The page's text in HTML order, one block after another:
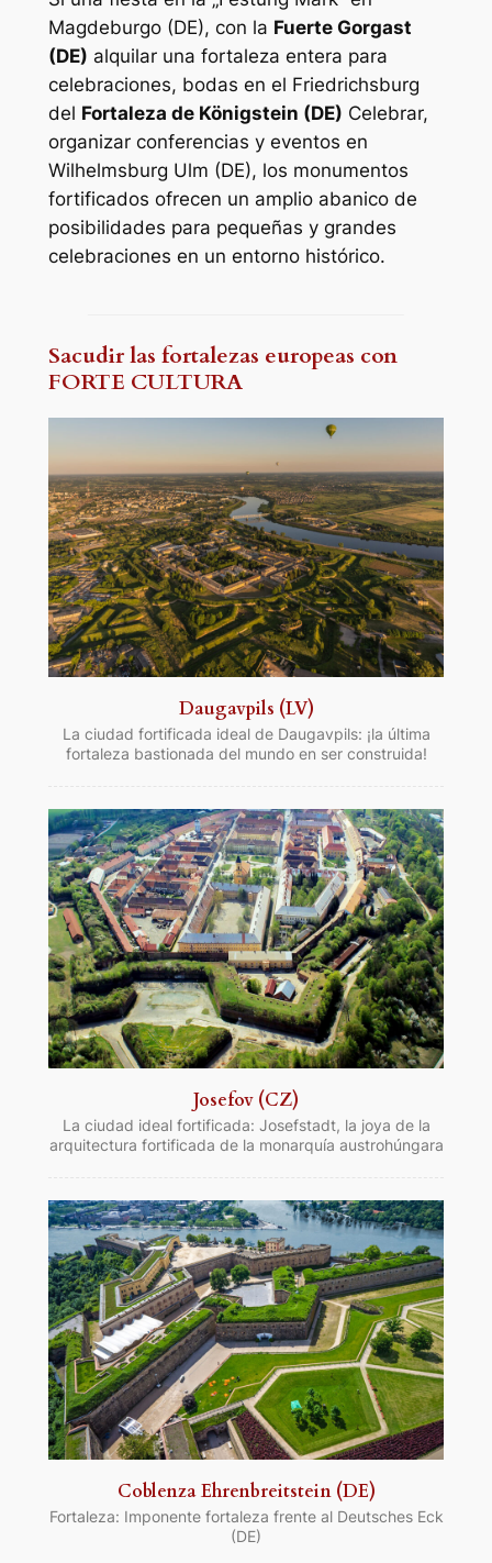
Magdeburgo (DE), con la Fuerte Gorgast
(DE) alquilar una fortaleza entera para
celebraciones, bodas en el Friedrichsburg
del Fortaleza de Königstein (DE) Celebrar,
organizar conferencias y eventos en
Wilhelmsburg Ulm (DE), los monumentos
fortificados ofrecen un amplio abanico de
posibilidades para pequeñas y grandes
celebraciones en un entorno histórico.
Sacudir las fortalezas europeas con
FORTE CULTURA
Daugavpils (LV)
La ciudad fortificada ideal de Daugavpils: ¡la última
fortaleza bastionada del mundo en ser construida!
Josefov (CZ)
La ciudad ideal fortificada: Josefstadt, la joya de la
arquitectura fortificada de la monarquía austrohúngara
Coblenza Ehrenbreitstein (DE)
Fortaleza: Imponente fortaleza frente al Deutsches Eck
(DE)